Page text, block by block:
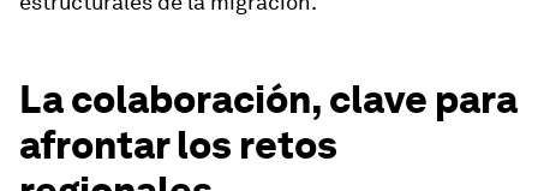
La colaboración, clave para
afrontar los retos